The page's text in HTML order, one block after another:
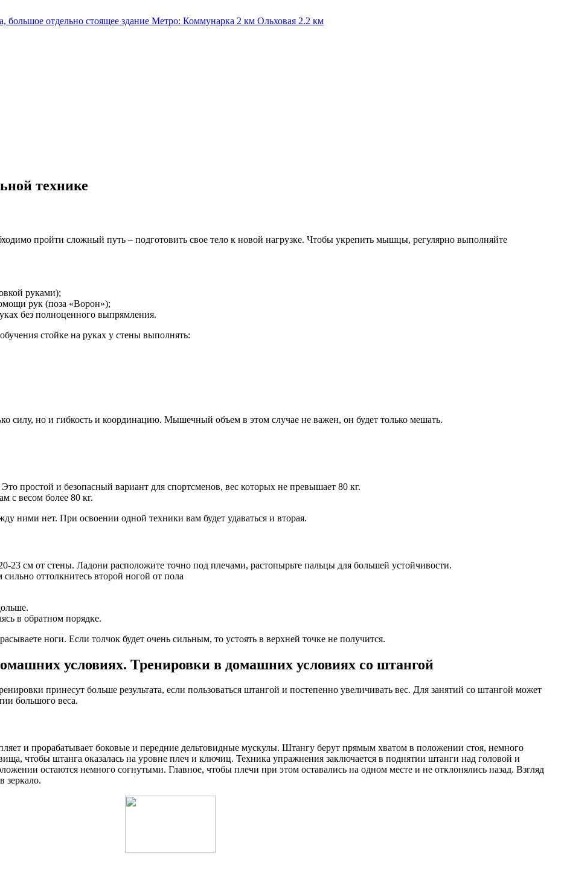
отдельно стоящее здание Метро: Коммунарка 2 км Ольховая 2.2 км
технике
пройти сложный путь – подготовить свое тело к новой нагрузке. Чтобы укрепить мышцы, регулярно выполняйте
руками);
рук (поза «Ворон»);
без полноценного выпрямления.
стойке на руках у стены выполнять:
силу, но и гибкость и координацию. Мышечный объем в этом случае не важен, он будет только мешать.
простой и безопасный вариант для спортсменов, вес которых не превышает 80 кг.
с весом более 80 кг.
ними нет. При освоении одной техники вам будет удаваться и вторая.
23 см от стены. Ладони расположите точно под плечами, растопырьте пальцы для большей устойчивости.
оттолкнитесь второй ногой от пола
в обратном порядке.
ноги. Если толчок будет очень сильным, то устоять в верхней точке не получится.
условиях. Тренировки в домашних условиях со штангой
принесут больше результата, если пользоваться штангой и постепенно увеличивать вес. Для занятий со штангой может
большого веса.
и прорабатывает боковые и передние дельтовидные мускулы. Штангу берут прямым хватом в положении стоя, немного
чтобы штанга оказалась на уровне плеч и ключиц. Техника упражнения заключается в поднятии штанги над головой и
остаются немного согнутыми. Главное, чтобы плечи при этом оставались на одном месте и не отклонялись назад. Взгляд
зеркало.